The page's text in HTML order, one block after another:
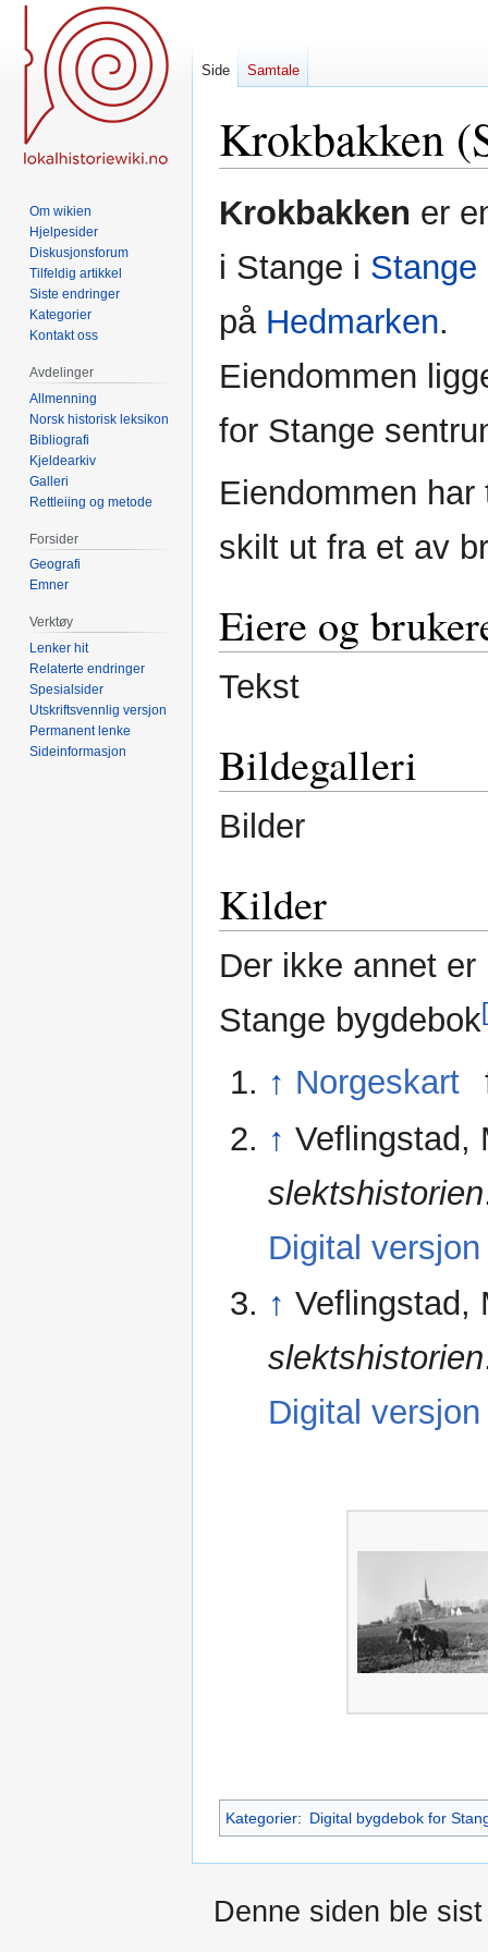
Krokbakken
Hopp
til
Hopp
til
Krokbakken er
i Stange i Stange
på Hedmarken.
Eiendommen
for Stange
Eiendommen
skilt ut fra et av
Eiere og
Tekst
Bildegalleri
Bilder
Kilder
Der ikke annet
Stange bygdebok
↑ Norgeskart
↑ Veflingstad,
slektshistorien
Digital versjon
↑ Veflingstad,
slektshistorien
Digital versjon
Kategorier: Digital bygdebok for
Side Samtale
Om wikien
Hjelpesider
Diskusjonsforum
Tilfeldig artikkel
Siste endringer
Kategorier
Kontakt oss
Avdelinger
Allmenning
Norsk historisk leksikon
Bibliografi
Kjeldearkiv
Galleri
Rettleiing og metode
Forsider
Geografi
Emner
Verktøy
Lenker hit
Relaterte endringer
Spesialsider
Utskriftsvennlig versjon
Permanent lenke
Sideinformasjon
Denne siden ble